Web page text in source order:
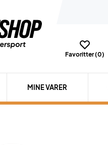
Favoritter (0)
MINE VARER